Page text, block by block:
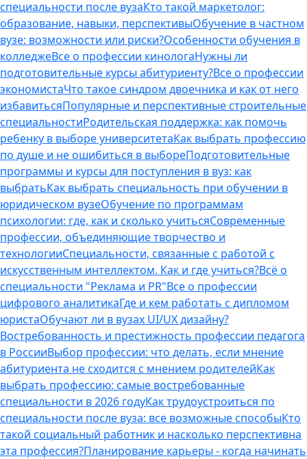
специальности после вузаКто такой маркетолог:
образование, навыки, перспективыОбучение в частном
вузе: возможности или риски?Особенности обучения в
колледжеВсе о профессии кинологаНужны ли
подготовительные курсы абитуриенту?Все о профессии
экономистаЧто такое синдром двоечника и как от него
избавитьсяПопулярные и перспективные строительные
специальностиРодительская поддержка: как помочь
ребенку в выборе университетаКак выбрать профессию
по душе и не ошибиться в выбореПодготовительные
программы и курсы для поступления в вуз: как
выбратьКак выбрать специальность при обучении в
юридическом вузеОбучение по программам
психологии: где, как и сколько учитьсяСовременные
профессии, объединяющие творчество и
технологииСпециальности, связанные с работой с
искусственным интеллектом. Как и где учиться?Всё о
специальности "Реклама и PR"Все о профессии
цифрового аналитикаГде и кем работать с дипломом
юристаОбучают ли в вузах UI/UX дизайну?
Востребованность и престижность профессии педагога
в РоссииВыбор профессии: что делать, если мнение
абитуриента не сходится с мнением родителейКак
выбрать профессию: самые востребованные
специальности в 2026 годуКак трудоустроиться по
специальности после вуза: все возможные способыКто
такой социальный работник и насколько перспективна
эта профессия?Планирование карьеры - когда начинать